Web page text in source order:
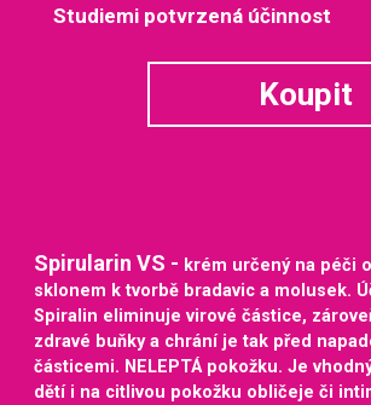
Studiemi potvrzená účinnost
Koupit
Spirularin VS - krém určený na péči
sklonem k tvorbě bradavic a molusek.
Spiralin eliminuje virové částice,
zdravé buňky a chrání je tak před
částicemi. NELEPTÁ pokožku. Je
dětí i na citlivou pokožku obličeje či